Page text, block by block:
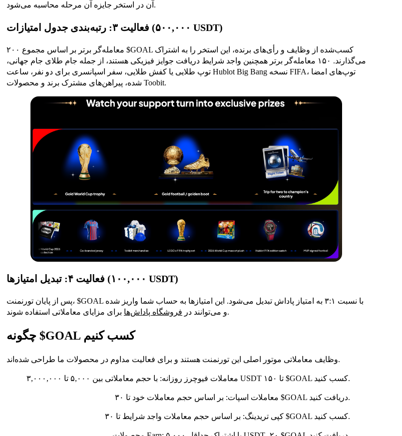
آن در استخر جایزه آن مرحله محاسبه می‌شود.
فعالیت ۳: رتبه‌بندی جدول امتیازات (۵۰۰,۰۰۰ USDT)
۲۰۰ معامله‌گر برتر بر اساس مجموع $GOAL کسب‌شده از وظایف و رأی‌های برنده، این استخر را به اشتراک
می‌گذارند. ۱۵۰ معامله‌گر برتر همچنین واجد شرایط دریافت جوایز فیزیکی هستند، از جمله جام طلای جام جهانی،
توپ طلایی یا کفش طلایی، سفر اسپانسری برای دو نفر، ساعت Hublot Big Bang نسخه FIFA، توپ‌های امضا
شده، پیراهن‌های مشترک برند و محصولات Toobit.
فعالیت ۴: تبدیل امتیازها (۱۰۰,۰۰۰ USDT)
پس از پایان تورنمنت، $GOAL با نسبت ۳:۱ به امتیاز پاداش تبدیل می‌شود. این امتیازها به حساب شما واریز شده
و می‌توانند در فروشگاه پاداش‌ها برای مزایای معاملاتی استفاده شوند.
چگونه $GOAL کسب کنیم
وظایف معاملاتی موتور اصلی این تورنمنت هستند و برای فعالیت مداوم در محصولات ما طراحی شده‌اند.
معاملات فیوچرز روزانه: با حجم معاملاتی بین ۵,۰۰۰ تا ۳,۰۰۰,۰۰۰ USDT تا ۱۵۰ $GOAL کسب کنید.
معاملات اسپات: بر اساس حجم معاملات خود تا ۳۰ $GOAL دریافت کنید.
کپی تریدینگ: بر اساس حجم معاملات واجد شرایط تا ۳۰ $GOAL کسب کنید.